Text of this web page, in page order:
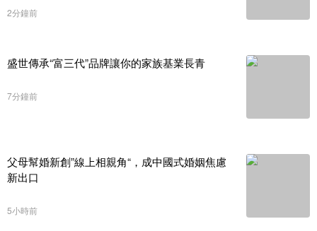
2分鐘前
盛世傳承“富三代”品牌讓你的家族基業長青
7分鐘前
父母幫婚新創”線上相親角“，成中國式婚姻焦慮
新出口
5小時前